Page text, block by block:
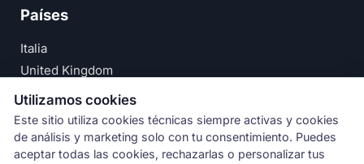
Países
Italia
United Kingdom
Deutschland
España
© Numeri Primi Srl — P.IVA IT11621120960 ·Aviso Legal
Utilizamos cookies
Este sitio utiliza cookies técnicas siempre activas y cookies
de análisis y marketing solo con tu consentimiento. Puedes
aceptar todas las cookies, rechazarlas o personalizar tus